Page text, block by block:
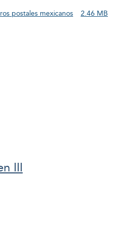
postales mexicanos
2.46 MB
III